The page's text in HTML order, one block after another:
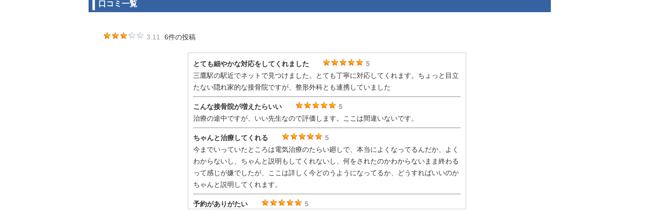
口コミ一覧
3.11 6件の投稿
とても細やかな対応をしてくれました
5
三鷹駅の駅近でネットで見つけました。とても丁寧に対応してくれます。ちょっと目立
たない隠れ家的な接骨院ですが、整形外科とも連携していました
こんな接骨院が増えたらいい
5
治療の途中ですが、いい先生なので評価します。ここは間違いないです。
ちゃんと治療してくれる
5
今までいっていたところは電気治療のたらい廻しで、本当によくなってるんだか、よく
わからないし、ちゃんと説明もしてくれないし、何をされたのかわからないまま終わる
って感じが嫌でしたが、ここは詳しく今どのうようになってるか、どうすればいいのか
ちゃんと説明してくれます。
予約がありがたい
5